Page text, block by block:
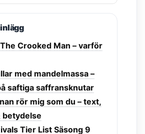
Crooked Man – varför
med mandelmassa –
saftiga saffransknutar
rör mig som du – text,
betydelse
Tier List Säsong 9